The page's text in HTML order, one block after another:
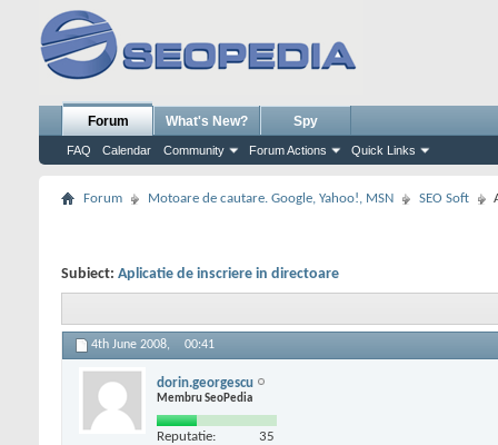
Forum
FAQ Calendar Community Forum Actions Quick Links
What's New? Spy
Forum Motoare de cautare. Google, Yahoo!, MSN SEO Soft
Subiect: Aplicatie de inscriere in directoare
4th June 2008, 00:41
dorin.georgescu
Membru SeoPedia
Reputatie: 35